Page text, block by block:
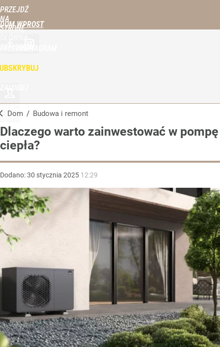
PRZEJDŹ
NA
STRONĘ
DOM WPROST
Dom / Budowa i remont
Dlaczego warto zainwestować w pompę
ciepła?
Dodano:30 stycznia 2025 12:29